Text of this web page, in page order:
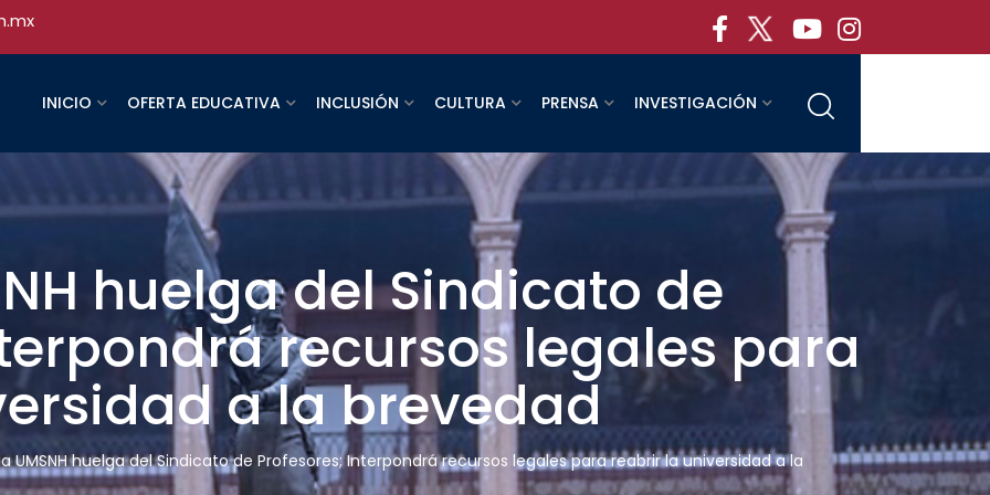
INICIO OFERTA EDUCATIVA INCLUSIÓN CULTURA PRENSA INVESTIGACIÓN
huelga del Sindicato de
recursos legales para
a la brevedad
UMSNH huelga del Sindicato de Profesores; Interpondrá recursos legales para reabrir la universidad a la